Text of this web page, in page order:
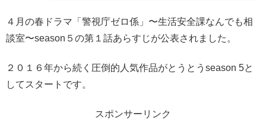
４月の春ドラマ「警視庁ゼロ係」〜生活安全課なんでも相
談室〜season５の第１話あらすじが公表されました。
２０１６年から続く圧倒的人気作品がとうとうseason 5と
してスタートです。
スポンサーリンク